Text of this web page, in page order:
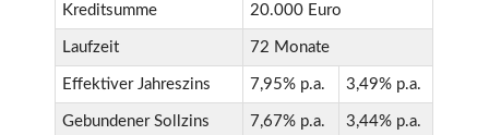
Kreditsumme 20.000 Euro
Laufzeit 72 Monate
Effektiver Jahreszins 7,95% p.a. 3,49% p.a.
Gebundener Sollzins 7,67% p.a. 3,44% p.a.